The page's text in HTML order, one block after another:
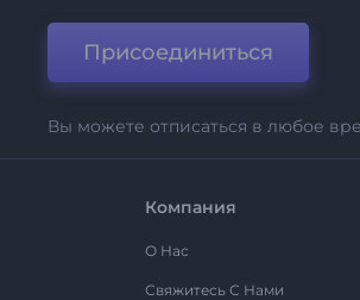
Присоединиться
Вы можете отписаться в любое
Компания
О Нас
Свяжитесь С Нами